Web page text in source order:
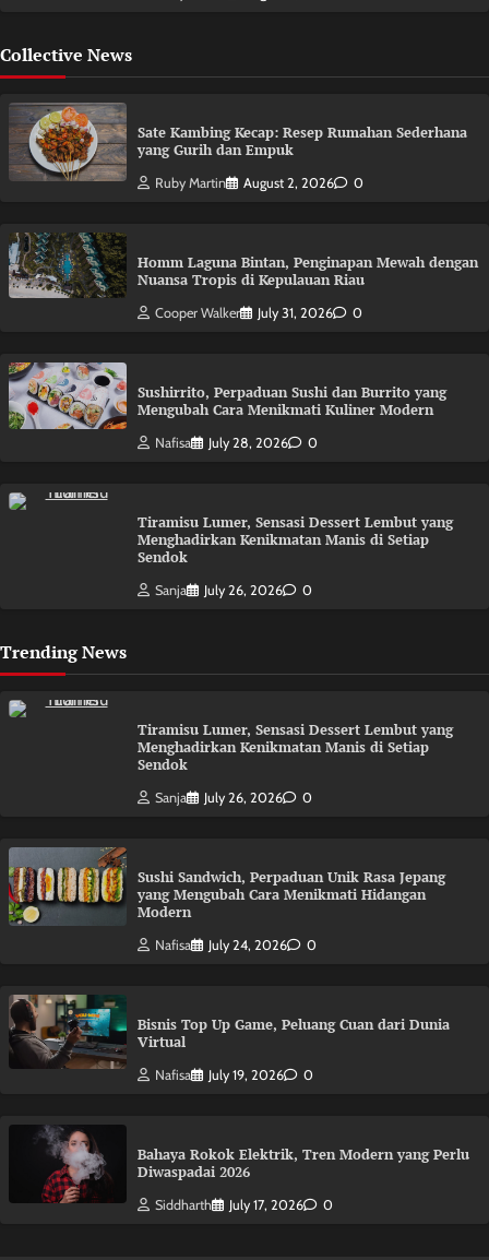
Collective News
Sate Kambing Kecap: Resep Rumahan Sederhana
yang Gurih dan Empuk
Ruby Martin August 2, 2026 0
Homm Laguna Bintan, Penginapan Mewah dengan
Nuansa Tropis di Kepulauan Riau
Cooper Walker July 31, 2026 0
Sushirrito, Perpaduan Sushi dan Burrito yang
Mengubah Cara Menikmati Kuliner Modern
Nafisa July 28, 2026 0
Tiramisu Lumer, Sensasi Dessert Lembut yang
Menghadirkan Kenikmatan Manis di Setiap
Sendok
Sanja July 26, 2026 0
Trending News
Tiramisu Lumer, Sensasi Dessert Lembut yang
Menghadirkan Kenikmatan Manis di Setiap
Sendok
Sanja July 26, 2026 0
Sushi Sandwich, Perpaduan Unik Rasa Jepang
yang Mengubah Cara Menikmati Hidangan
Modern
Nafisa July 24, 2026 0
Bisnis Top Up Game, Peluang Cuan dari Dunia
Virtual
Nafisa July 19, 2026 0
Bahaya Rokok Elektrik, Tren Modern yang Perlu
Diwaspadai 2026
Siddharth July 17, 2026 0